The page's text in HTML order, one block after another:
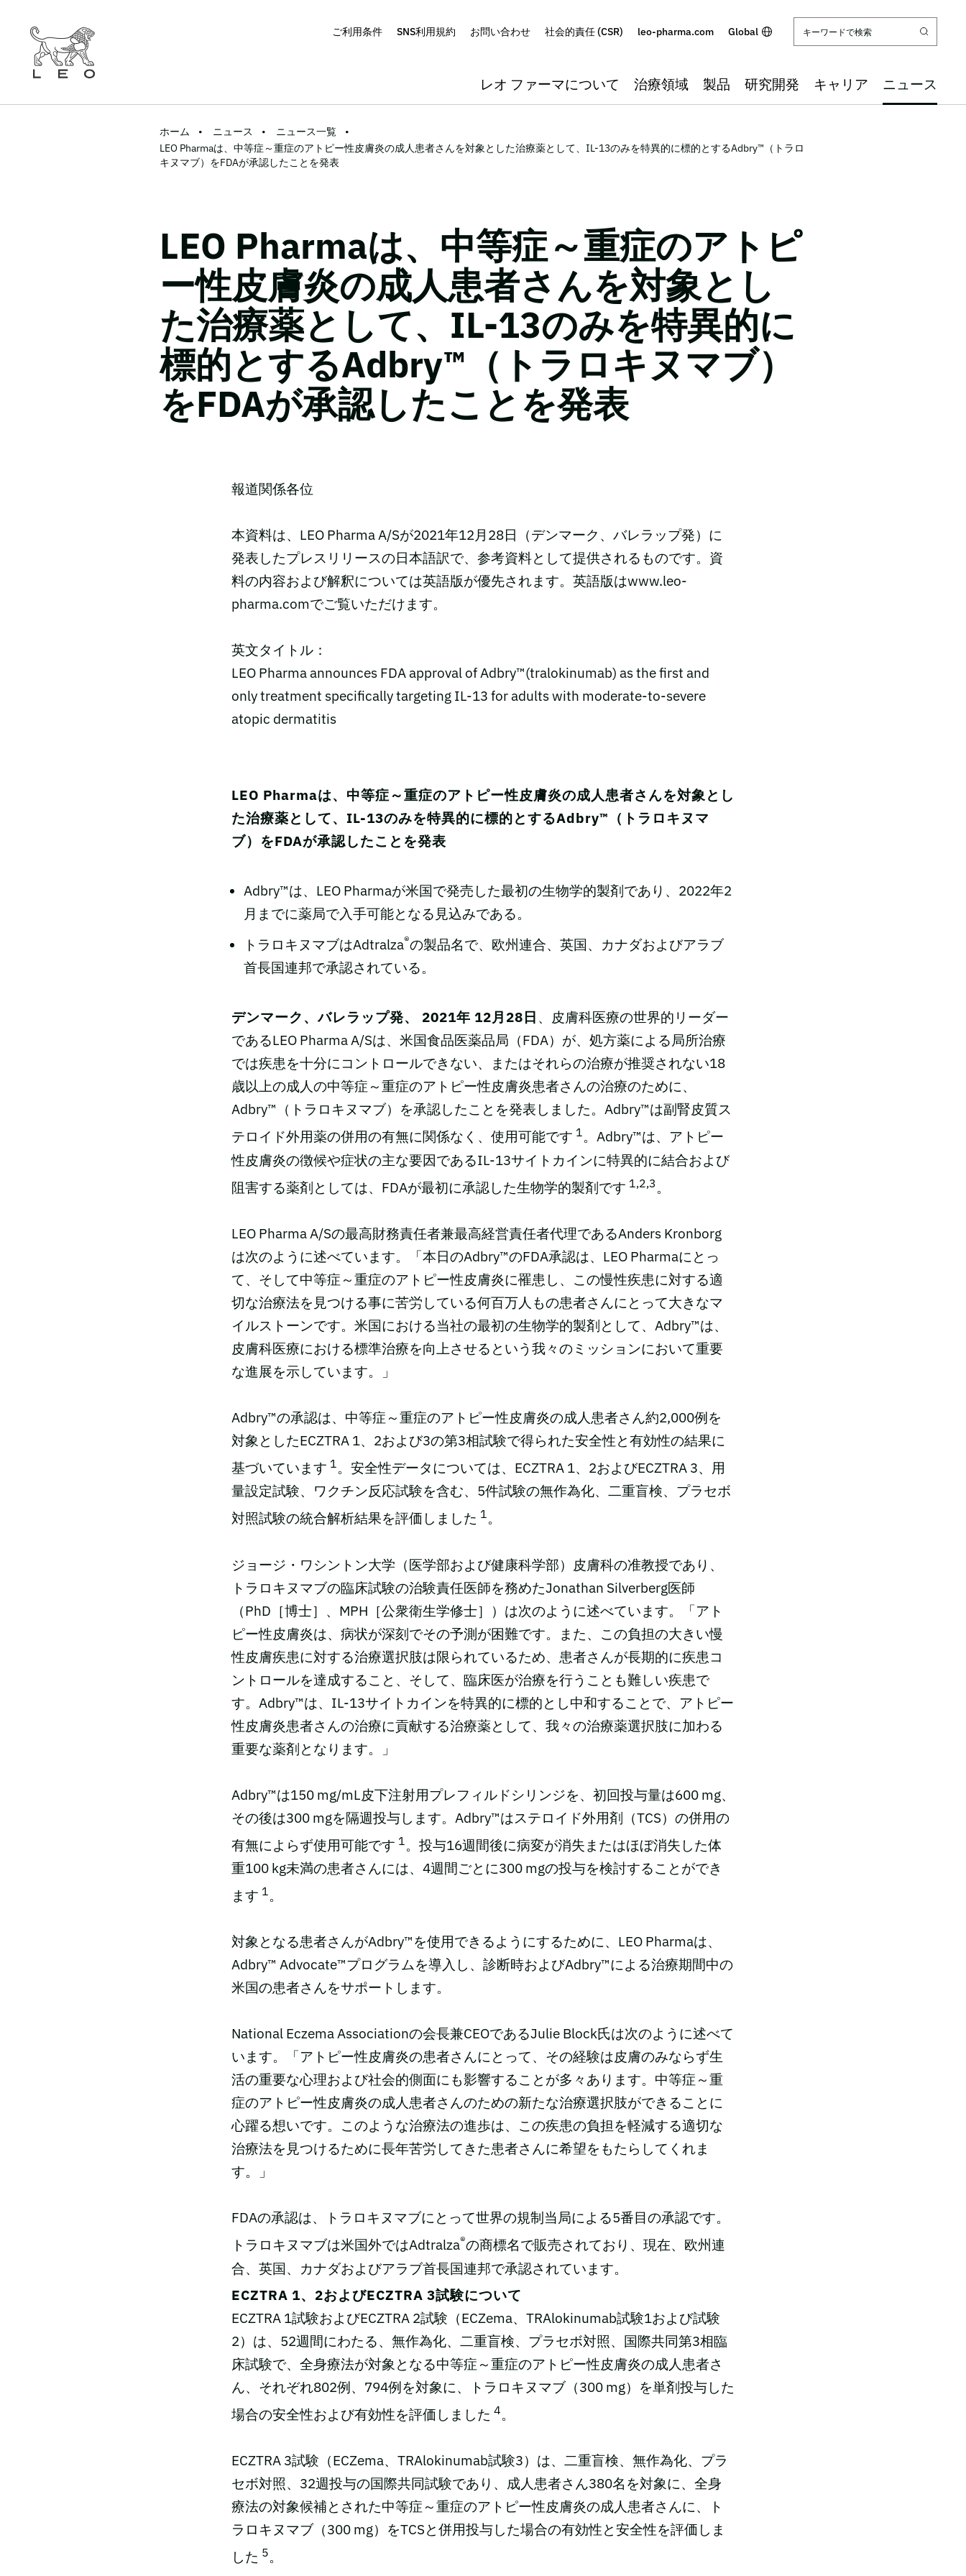
ご利用条件 SNS利用規約 お問い合わせ 社会的責任 (CSR) leo-pharma.com Global
レオ ファーマについて 治療領域 製品 研究開発 キャリア ニュース
ホーム ニュース
ニュース一覧
LEO Pharmaは、中等症～重症のアトピー性皮膚炎の成人患者さんを対象とした治療薬として、IL-13のみを特異的に標的とするAdbry™（トラロ
キヌマブ）をFDAが承認したことを発表
LEO Pharmaは、中等症～重症のアトピ
ー性皮膚炎の成人患者さんを対象とし
た治療薬として、IL-13のみを特異的に
標的とするAdbry™（トラロキヌマブ）
をFDAが承認したことを発表
報道関係各位
本資料は、LEO Pharma A/Sが2021年12月28日（デンマーク、バレラップ発）に
発表したプレスリリースの日本語訳で、参考資料として提供されるものです。資
料の内容および解釈については英語版が優先されます。英語版はwww.leo-
pharma.comでご覧いただけます。
英文タイトル：
LEO Pharma announces FDA approval of Adbry™(tralokinumab) as the first and
only treatment specifically targeting IL-13 for adults with moderate-to-severe
atopic dermatitis
LEO Pharmaは、中等症～重症のアトピー性皮膚炎の成人患者さんを対象とし
た治療薬として、IL-13のみを特異的に標的とするAdbry™（トラロキヌマ
ブ）をFDAが承認したことを発表
Adbry™は、LEO Pharmaが米国で発売した最初の生物学的製剤であり、2022年2
月までに薬局で入手可能となる見込みである。
トラロキヌマブはAdtralza®の製品名で、欧州連合、英国、カナダおよびアラブ
首長国連邦で承認されている。
デンマーク、バレラップ発、 2021年 12月28日 、皮膚科医療の世界的リーダー
であるLEO Pharma A/Sは、米国食品医薬品局（FDA）が、処方薬による局所治療
では疾患を十分にコントロールできない、またはそれらの治療が推奨されない18
歳以上の成人の中等症～重症のアトピー性皮膚炎患者さんの治療のために、
Adbry™（トラロキヌマブ）を承認したことを発表しました。Adbry™は副腎皮質ス
テロイド外用薬の併用の有無に関係なく、使用可能です 1。Adbry™は、アトピー
性皮膚炎の徴候や症状の主な要因であるIL-13サイトカインに特異的に結合および
阻害する薬剤としては、FDAが最初に承認した生物学的製剤です 1,2,3 。
LEO Pharma A/Sの最高財務責任者兼最高経営責任者代理であるAnders Kronborg
は次のように述べています。「本日のAdbry™のFDA承認は、LEO Pharmaにとっ
て、そして中等症～重症のアトピー性皮膚炎に罹患し、この慢性疾患に対する適
切な治療法を見つける事に苦労している何百万人もの患者さんにとって大きなマ
イルストーンです。米国における当社の最初の生物学的製剤として、Adbry™は、
皮膚科医療における標準治療を向上させるという我々のミッションにおいて重要
な進展を示しています。」
Adbry™の承認は、中等症～重症のアトピー性皮膚炎の成人患者さん約2,000例を
対象としたECZTRA 1、2および3の第3相試験で得られた安全性と有効性の結果に
基づいています 1。安全性データについては、ECZTRA 1、2およびECZTRA 3、用
量設定試験、ワクチン反応試験を含む、5件試験の無作為化、二重盲検、プラセボ
対照試験の統合解析結果を評価しました 1。
ジョージ・ワシントン大学（医学部および健康科学部）皮膚科の准教授であり、
トラロキヌマブの臨床試験の治験責任医師を務めたJonathan Silverberg医師
（PhD［博士］、MPH［公衆衛生学修士］）は次のように述べています。「アト
ピー性皮膚炎は、病状が深刻でその予測が困難です。また、この負担の大きい慢
性皮膚疾患に対する治療選択肢は限られているため、患者さんが長期的に疾患コ
ントロールを達成すること、そして、臨床医が治療を行うことも難しい疾患で
す。Adbry™は、IL-13サイトカインを特異的に標的とし中和することで、アトピー
性皮膚炎患者さんの治療に貢献する治療薬として、我々の治療薬選択肢に加わる
重要な薬剤となります。」
Adbry™は150 mg/mL皮下注射用プレフィルドシリンジを、初回投与量は600 mg、
その後は300 mgを隔週投与します。Adbry™はステロイド外用剤（TCS）の併用の
有無によらず使用可能です 1。投与16週間後に病変が消失またはほぼ消失した体
重100 kg未満の患者さんには、4週間ごとに300 mgの投与を検討することができ
ます 1。
対象となる患者さんがAdbry™を使用できるようにするために、LEO Pharmaは、
Adbry™ Advocate™プログラムを導入し、診断時およびAdbry™による治療期間中の
米国の患者さんをサポートします。
National Eczema Associationの会長兼CEOであるJulie Block氏は次のように述べて
います。「アトピー性皮膚炎の患者さんにとって、その経験は皮膚のみならず生
活の重要な心理および社会的側面にも影響することが多々あります。中等症～重
症のアトピー性皮膚炎の成人患者さんのための新たな治療選択肢ができることに
心躍る想いです。このような治療法の進歩は、この疾患の負担を軽減する適切な
治療法を見つけるために長年苦労してきた患者さんに希望をもたらしてくれま
す。」
FDAの承認は、トラロキヌマブにとって世界の規制当局による5番目の承認です。
トラロキヌマブは米国外ではAdtralza®の商標名で販売されており、現在、欧州連
合、英国、カナダおよびアラブ首長国連邦で承認されています。
ECZTRA 1、2およびECZTRA 3試験について
ECZTRA 1試験およびECZTRA 2試験（ECZema、TRAlokinumab試験1および試験
2）は、52週間にわたる、無作為化、二重盲検、プラセボ対照、国際共同第3相臨
床試験で、全身療法が対象となる中等症～重症のアトピー性皮膚炎の成人患者さ
ん、それぞれ802例、794例を対象に、トラロキヌマブ（300 mg）を単剤投与した
場合の安全性および有効性を評価しました 4。
ECZTRA 3試験（ECZema、TRAlokinumab試験3）は、二重盲検、無作為化、プラ
セボ対照、32週投与の国際共同試験であり、成人患者さん380名を対象に、全身
療法の対象候補とされた中等症～重症のアトピー性皮膚炎の成人患者さんに、ト
ラロキヌマブ（300 mg）をTCSと併用投与した場合の有効性と安全性を評価しま
した 5。